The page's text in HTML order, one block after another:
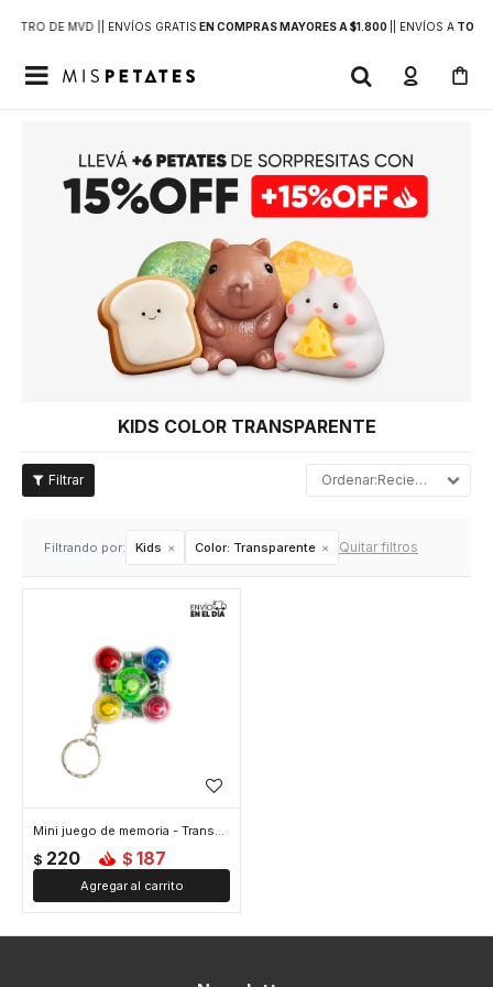
DE MVD | | ENVÍOS GRATIS EN COMPRAS MAYORES A $1.800 | ENVÍOS ATODO

KIDS COLOR TRANSPARENTE
Recientes
Filtrando por: Kids Color: Transparente Quitar filtros
Mini juego de memoria - Transparente
$ 220 $ 187